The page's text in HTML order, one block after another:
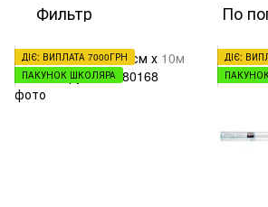
Фильтр По
ДІЄ: ВИПЛАТА 7000ГРН
ПАКУНОК ШКОЛЯРА
ДІЄ: